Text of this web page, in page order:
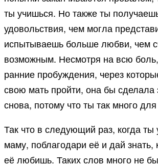
ты учишься. Но также ты
удовольствия, чем могла
испытываешь больше любви, чем
возможным. Несмотря на всю
ранние пробуждения, через
свою мать пройти, она бы сделала
снова, потому что ты так много
Так что в следующий раз, когда
маму, поблагодари её и дай знать,
её любишь. Таких слов много не